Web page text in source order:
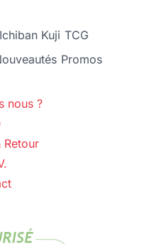
Ichiban Kuji TCG
Promos
nous ?
Retour